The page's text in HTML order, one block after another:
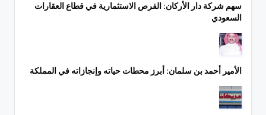
سهم شركة دار الأركان: الفرص الاستثمارية في قطاع العقارات
السعودي
الأمير أحمد بن سلمان: أبرز محطات حياته وإنجازاته في المملكة